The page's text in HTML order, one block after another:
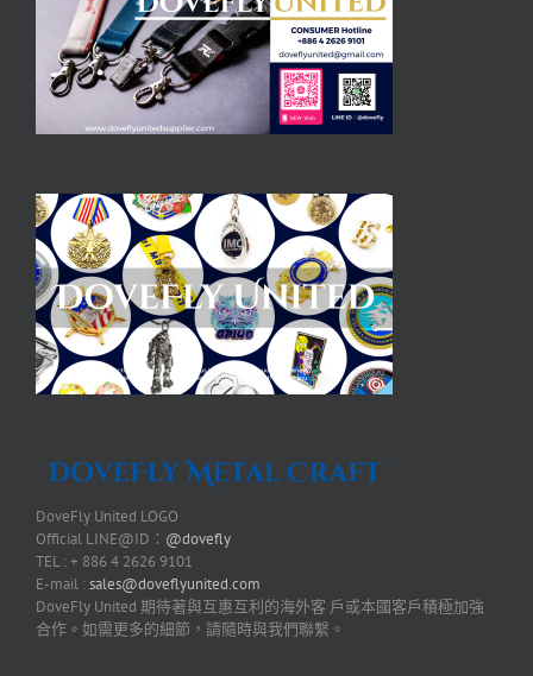
DoveFly United LOGO
Official LINE@ID： @dovefly
TEL : + 886 4 2626 9101
E-mail :sales@doveflyunited.com
DoveFly United 期待著與互惠互利的海外客 戶或本國客戶積極加強
合作。如需更多的細節，請隨時與我們聯繫。